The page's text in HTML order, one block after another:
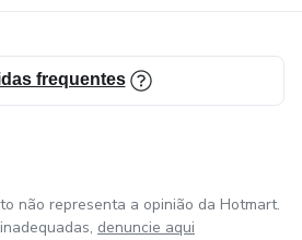
frequentes
não representa a opinião da Hotmart.
denuncie aqui